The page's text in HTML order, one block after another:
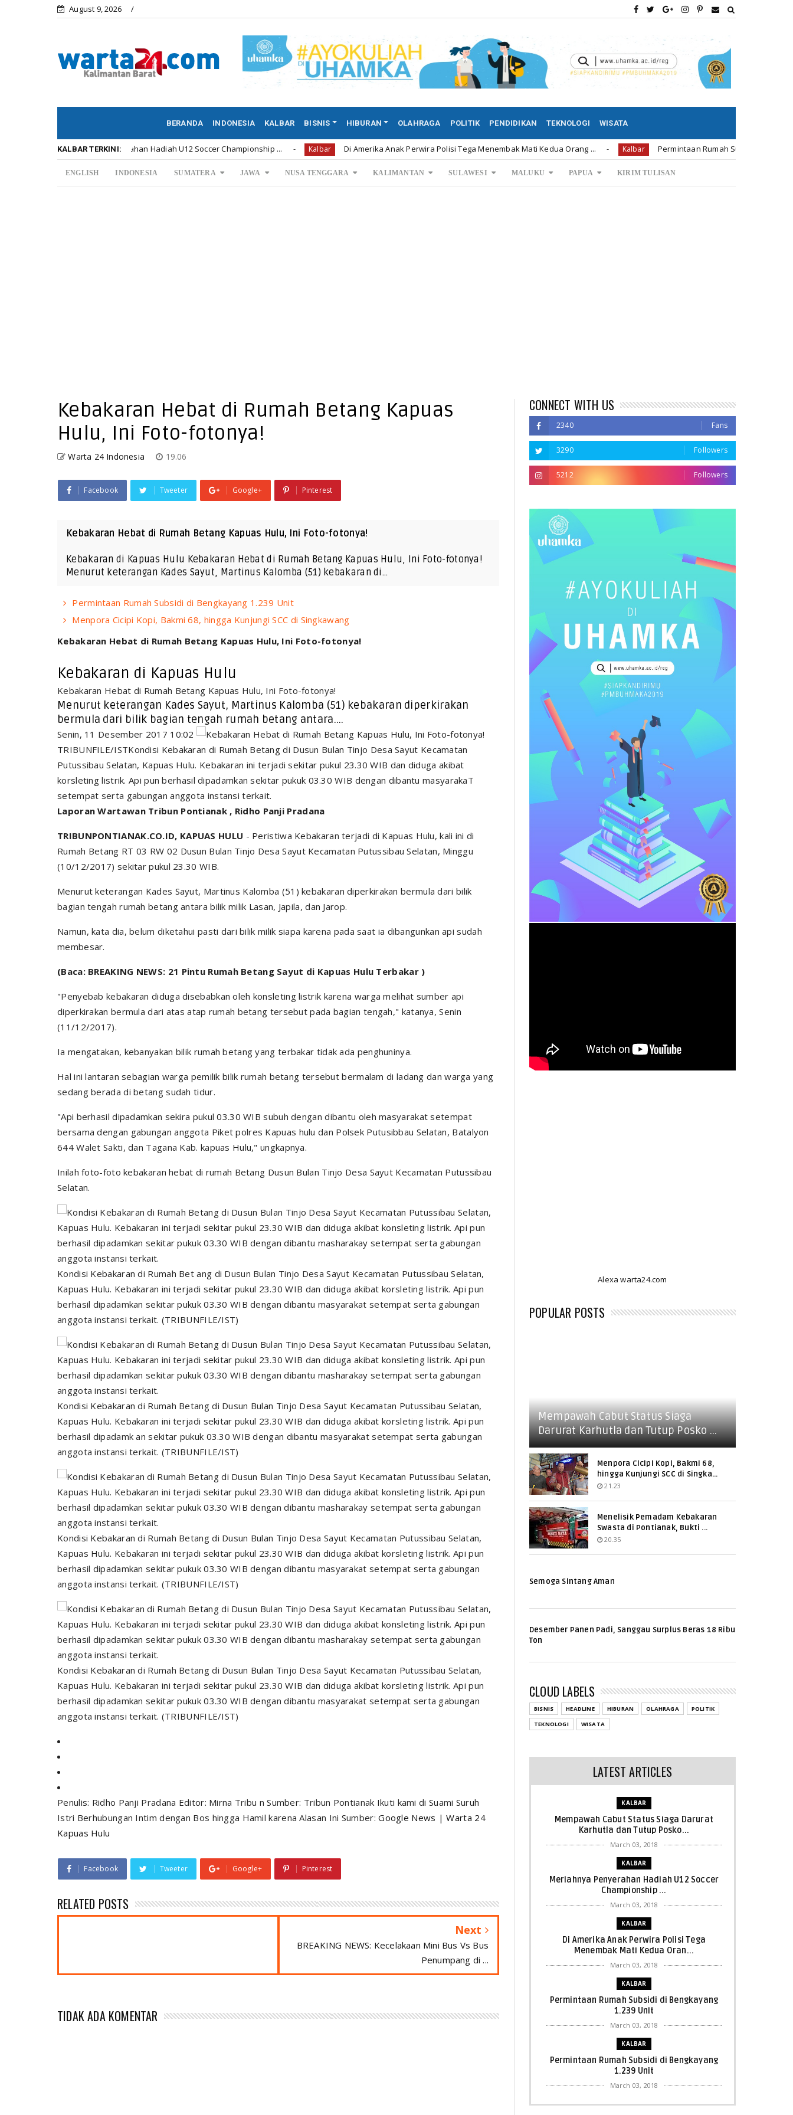
August 9, 2026
BERANDA INDONESIA KALBAR BISNIS HIBURAN OLAHRAGA POLITIK PENDIDIKAN TEKNOLOGI WISATA
KALBAR TERKINI:
Meriahnya Penyerahan Hadiah U12 Soccer Championship ... Kalbar Di Amerika Anak Perwira Polisi Tega Menembak Mati Kedua Orang ... Kalbar Permintaan Rumah Subsidi di Bengkayang
ENGLISH INDONESIA SUMATERA JAWA NUSA TENGGARA KALIMANTAN SULAWESI MALUKU PAPUA KIRIM TULISAN
Kebakaran Hebat di Rumah Betang Kapuas
Hulu, Ini Foto-fotonya!
Warta 24 Indonesia 19.06
Facebook Tweeter Google+ Pinterest
Kebakaran Hebat di Rumah Betang Kapuas Hulu, Ini Foto-fotonya!
Kebakaran di Kapuas Hulu Kebakaran Hebat di Rumah Betang Kapuas Hulu, Ini Foto-fotonya!
Menurut keterangan Kades Sayut, Martinus Kalomba (51) kebakaran di…
Permintaan Rumah Subsidi di Bengkayang 1.239 Unit
Menpora Cicipi Kopi, Bakmi 68, hingga Kunjungi SCC di Singkawang
Kebakaran Hebat di Rumah Betang Kapuas Hulu, Ini Foto-fotonya!
Kebakaran di Kapuas Hulu
Kebakaran Hebat di Rumah Betang Kapuas Hulu, Ini Foto-fotonya!
Menurut keterangan Kades Sayut, Martinus Kalomba (51) kebakaran diperkirakan
bermula dari bilik bagian tengah rumah betang antara....
Senin, 11 Desember 2017 10:02
TRIBUNFILE/ISTKondisi Kebakaran di Rumah Betang di Dusun Bulan Tinjo Desa Sayut Kecamatan
Putussibau Selatan, Kapuas Hulu. Kebakaran ini terjadi sekitar pukul 23.30 WIB dan diduga akibat
korsleting listrik. Api pun berhasil dipadamkan sekitar pukuk 03.30 WIB dengan dibantu masyarakaT
setempat serta gabungan anggota instansi terkait.
Laporan Wartawan Tribun Pontianak , Ridho Panji Pradana
TRIBUNPONTIANAK.CO.ID, KAPUAS HULU - Peristiwa Kebakaran terjadi di Kapuas Hulu, kali ini di
Rumah Betang RT 03 RW 02 Dusun Bulan Tinjo Desa Sayut Kecamatan Putussibau Selatan, Minggu
(10/12/2017) sekitar pukul 23.30 WIB.
Menurut keterangan Kades Sayut, Martinus Kalomba (51) kebakaran diperkirakan bermula dari bilik
bagian tengah rumah betang antara bilik milik Lasan, Japila, dan Jarop.
Namun, kata dia, belum diketahui pasti dari bilik milik siapa karena pada saat ia dibangunkan api sudah
membesar.
(Baca: BREAKING NEWS: 21 Pintu Rumah Betang Sayut di Kapuas Hulu Terbakar )
"Penyebab kebakaran diduga disebabkan oleh konsleting listrik karena warga melihat sumber api
diperkirakan bermula dari atas atap rumah betang tersebut pada bagian tengah," katanya, Senin
(11/12/2017).
Ia mengatakan, kebanyakan bilik rumah betang yang terbakar tidak ada penghuninya.
Hal ini lantaran sebagian warga pemilik bilik rumah betang tersebut bermalam di ladang dan warga yang
sedang berada di betang sudah tidur.
"Api berhasil dipadamkan sekira pukul 03.30 WIB subuh dengan dibantu oleh masyarakat setempat
bersama dengan gabungan anggota Piket polres Kapuas hulu dan Polsek Putusibbau Selatan, Batalyon
644 Walet Sakti, dan Tagana Kab. kapuas Hulu," ungkapnya.
Inilah foto-foto kebakaran hebat di rumah Betang Dusun Bulan Tinjo Desa Sayut Kecamatan Putussibau
Selatan.
Kondisi Kebakaran di Rumah Bet ang di Dusun Bulan Tinjo Desa Sayut Kecamatan Putussibau Selatan,
Kapuas Hulu. Kebakaran ini terjadi sekitar pukul 23.30 WIB dan diduga akibat korsleting listrik. Api pun
berhasil dipadamkan sekitar pukuk 03.30 WIB dengan dibantu masyarakat setempat serta gabungan
anggota instansi terkait. (TRIBUNFILE/IST)
Kondisi Kebakaran di Rumah Betang di Dusun Bulan Tinjo Desa Sayut Kecamatan Putussibau Selatan,
Kapuas Hulu. Kebakaran ini terjadi sekitar pukul 23.30 WIB dan diduga akibat korsleting listrik. Api pun
berhasil dipadamk an sekitar pukuk 03.30 WIB dengan dibantu masyarakat setempat serta gabungan
anggota instansi terkait. (TRIBUNFILE/IST)
Kondisi Kebakaran di Rumah Betang di Dusun Bulan Tinjo Desa Sayut Kecamatan Putussibau Selatan,
Kapuas Hulu. Kebakaran ini terjadi sekitar pukul 23.30 WIB dan diduga akibat korsleting listrik. Api pun
berhasil dipadamkan sekitar pukuk 03.30 WIB dengan dibantu masyarakat setempat serta gabungan
anggota instansi terkait. (TRIBUNFILE/IST)
Kondisi Kebakaran di Rumah Betang di Dusun Bulan Tinjo Desa Sayut Kecamatan Putussibau Selatan,
Kapuas Hulu. Kebakaran ini terjadi sekitar pukul 23.30 WIB dan diduga akibat korsleting listrik. Api pun
berhasil dipadamkan sekitar pukuk 03.30 WIB dengan dibantu masyarakat setempat serta gabungan
anggota instansi terkait. (TRIBUNFILE/IST)
Penulis: Ridho Panji Pradana Editor: Mirna Tribu n Sumber: Tribun Pontianak Ikuti kami di Suami Suruh
Istri Berhubungan Intim dengan Bos hingga Hamil karena Alasan Ini Sumber:Google News |Warta 24
Kapuas Hulu
Facebook Tweeter Google+ Pinterest
RELATED POSTS
Next
BREAKING NEWS: Kecelakaan Mini Bus Vs Bus
Penumpang di ...
TIDAK ADA KOMENTAR
CONNECT WITH US
2340 Fans
3290 Followers
5212 Followers
Alexa warta24.com
POPULAR POSTS
Mempawah Cabut Status Siaga
Darurat Karhutla dan Tutup Posko ...
Menpora Cicipi Kopi, Bakmi 68,
hingga Kunjungi SCC di Singka...
21.23
Menelisik Pemadam Kebakaran
Swasta di Pontianak, Bukti ...
20.35
Semoga Sintang Aman
Desember Panen Padi, Sanggau Surplus Beras 18 Ribu
Ton
CLOUD LABELS
BISNIS HEADLINE HIBURAN OLAHRAGA
POLITIK
TEKNOLOGI
WISATA
LATEST ARTICLES
KALBAR
Mempawah Cabut Status Siaga Darurat
Karhutla dan Tutup Posko...
March 03, 2018
KALBAR
Meriahnya Penyerahan Hadiah U12 Soccer
Championship ...
March 03, 2018
KALBAR
Di Amerika Anak Perwira Polisi Tega
Menembak Mati Kedua Oran...
March 03, 2018
KALBAR
Permintaan Rumah Subsidi di Bengkayang
1.239 Unit
March 03, 2018
KALBAR
Permintaan Rumah Subsidi di Bengkayang
1.239 Unit
March 03, 2018
KALBAR